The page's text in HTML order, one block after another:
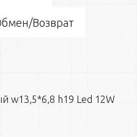
Возврат
w13,5*6,8 h19 Led 12W